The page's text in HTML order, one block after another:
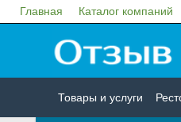
Главная Каталог компаний
Товары и услуги